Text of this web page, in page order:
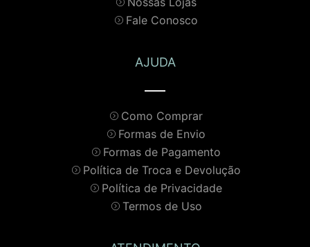
Fale Conosco
AJUDA
Como Comprar
Formas de Envio
Formas de Pagamento
Política de Troca e Devolução
Política de Privacidade
Termos de Uso